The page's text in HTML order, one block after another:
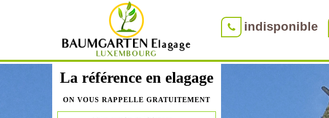
indisponible
La référence en elagage
ON VOUS RAPPELLE GRATUITEMENT